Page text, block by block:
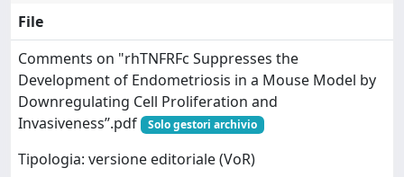
File
Comments on "rhTNFRFc Suppresses the
Development of Endometriosis in a Mouse Model by
Downregulating Cell Proliferation and
Invasiveness’’.pdf
Solo gestori archivio
Tipologia: versione editoriale (VoR)